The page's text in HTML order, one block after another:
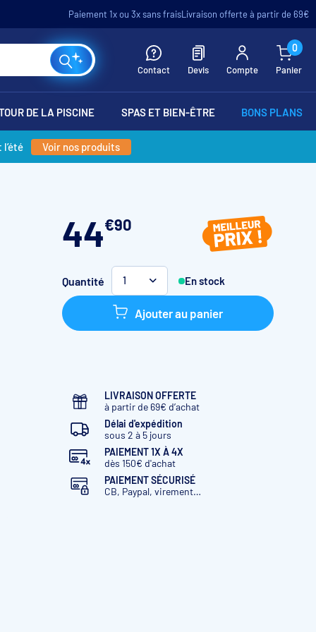
Paiement 1x ou 3x sans fraisLivraison offerte à partir de 69€
Contact Devis Compte
0
Panier
DE LA PISCINE SPAS ET BIEN-ÊTRE BONS PLANS
Voir nos produits
44€90
Quantité 1 En stock
Ajouter au panier
LIVRAISON OFFERTE
à partir de 69€ d’achat
Délai d'expédition
sous 2 à 5 jours
PAIEMENT 1X À 4X
dès 150€ d'achat
PAIEMENT SÉCURISÉ
CB, Paypal, virement…